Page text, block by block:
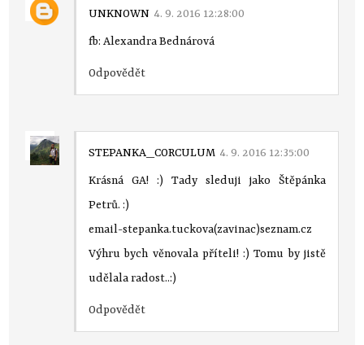
UNKNOWN 4. 9. 2016 12:28:00
fb: Alexandra Bednárová
Odpovědět
STEPANKA_CORCULUM 4. 9. 2016 12:35:00
Krásná GA! :) Tady sleduji jako Štěpánka
Petrů. :)
email-stepanka.tuckova(zavinac)seznam.cz
Výhru bych věnovala příteli! :) Tomu by jistě
udělala radost..:)
Odpovědět